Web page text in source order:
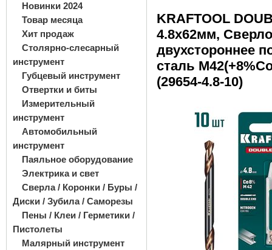
Новинки 2024
Товар месяца
Хит продаж
Столярно-слесарный
инструмент
Губцевый инструмент
Отвертки и биты
Измерительный
инструмент
Автомобильный
инструмент
Паяльное оборудование
Электрика и свет
Сверла / Коронки / Буры /
Диски / Зубила / Саморезы
Пены / Клеи / Герметики /
Пистолеты
Малярный инструмент
KRAFTOOL
4.8х62мм, Сверло
двухстороннее
сталь
(29654-4.8-10)